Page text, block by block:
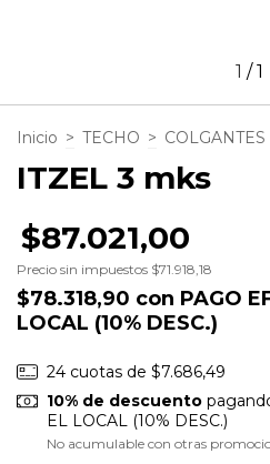
1 /1
Inicio > TECHO > COLGANTES
ITZEL 3 mks
$87.021,00
Precio sin impuestos $71.918,18
$78.318,90 con PAGO
LOCAL (10% DESC.)
24 cuotas de $7.686,49
10% de descuento
EL LOCAL (10% DESC.)
No acumulable con otras